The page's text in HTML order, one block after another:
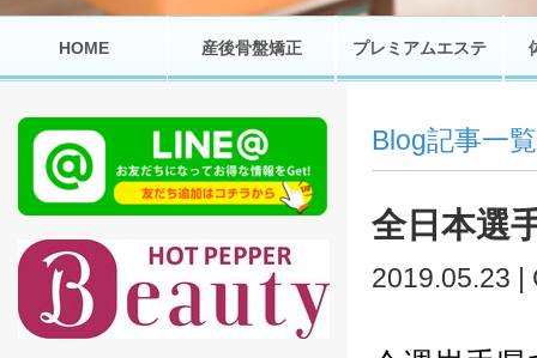
HOME 産後骨盤矯正 プレミアムエステ
Blog記事一覧
全日本選
2019.05.23